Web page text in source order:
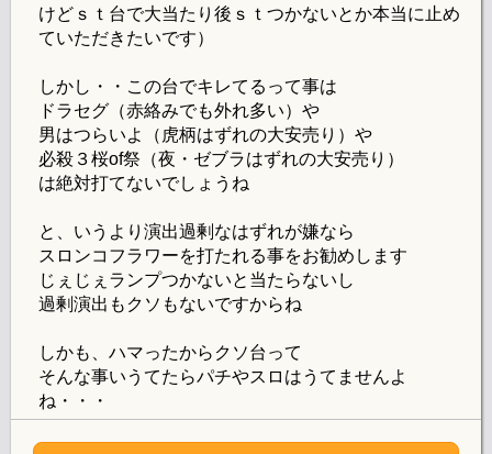
けどｓｔ台で大当たり後ｓｔつかないとか本当に止め
ていただきたいです）
しかし・・この台でキレてるって事は
ドラセグ（赤絡みでも外れ多い）や
男はつらいよ（虎柄はずれの大安売り）や
必殺３桜of祭（夜・ゼブラはずれの大安売り）
は絶対打てないでしょうね
と、いうより演出過剰なはずれが嫌なら
スロンコフラワーを打たれる事をお勧めします
じぇじぇランプつかないと当たらないし
過剰演出もクソもないですからね
しかも、ハマったからクソ台って
そんな事いうてたらパチやスロはうてませんよ
ね・・・